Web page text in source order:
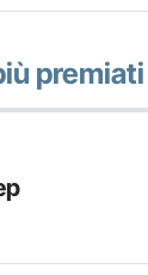
premiati